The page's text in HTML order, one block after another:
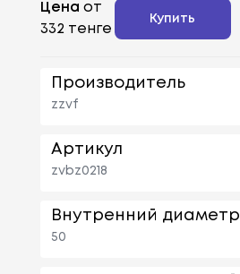
Цена от
332 тенге
Купить
Производитель
zzvf
Артикул
zvbz0218
Внутренний диаметр
50